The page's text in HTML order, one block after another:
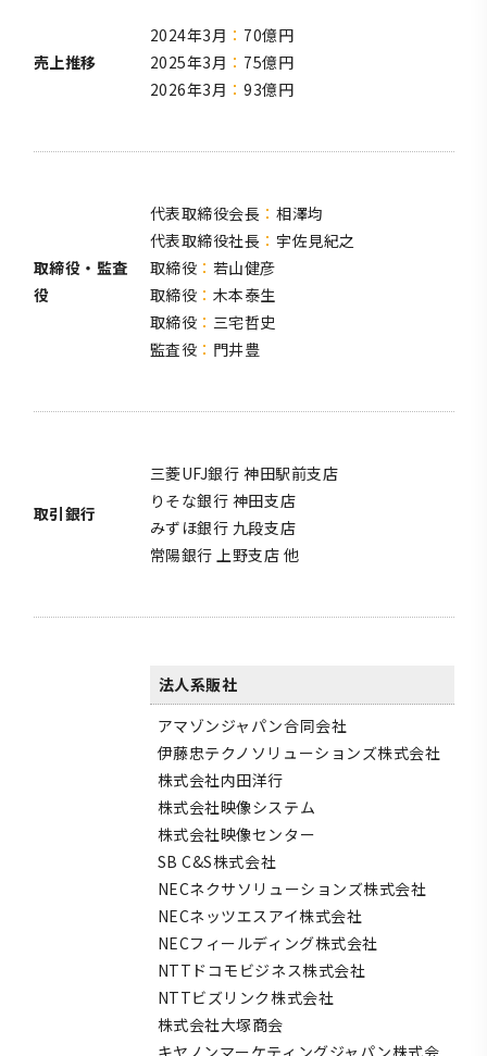
売上推移
2024年3月
70億円
2025年3月
75億円
2026年3月
93億円
取締役・監査
役
代表取締役会長
相澤均
代表取締役社長
宇佐見紀之
取締役
若山健彦
取締役
木本泰生
取締役
三宅哲史
監査役
門井豊
取引銀行
三菱UFJ銀行 神田駅前支店
りそな銀行 神田支店
みずほ銀行 九段支店
常陽銀行 上野支店 他
法人系販社
アマゾンジャパン合同会社
伊藤忠テクノソリューションズ株式会社
株式会社内田洋行
株式会社映像システム
株式会社映像センター
SB C&S株式会社
NECネクサソリューションズ株式会社
NECネッツエスアイ株式会社
NECフィールディング株式会社
NTTドコモビジネス株式会社
NTTビズリンク株式会社
株式会社大塚商会
キヤノンマーケティングジャパン株式会